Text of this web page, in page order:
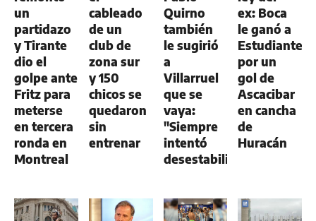
un
partidazo
y Tirante
dio el
golpe ante
Fritz para
meterse
en tercera
ronda en
Montreal
cableado
de un
club de
zona sur
y 150
chicos se
quedaron
sin
entrenar
Quirno
también
le sugirió
a
Villarruel
que se
vaya:
"Siempre
intentó
desestabilizar"
ex: Boca
le ganó a
Estudiantes
por un
gol de
Ascacibar
en cancha
de
Huracán